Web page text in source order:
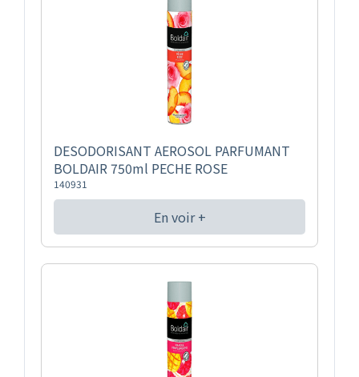
DESODORISANT AEROSOL PARFUMANT
BOLDAIR 750ml PECHE ROSE
140931
En voir +